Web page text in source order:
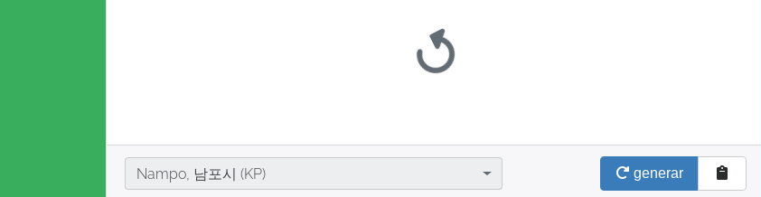
Ciudad
Nampo, 남포시 (KP)
generar